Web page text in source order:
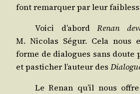
font remar­quer par leur
Voi­ci d’abordRenan
M. Nico­las Ségur. Cela nous
forme de dia­logues sans doute
et pas­ti­cher l’auteur des
Le Renan qu’il nous